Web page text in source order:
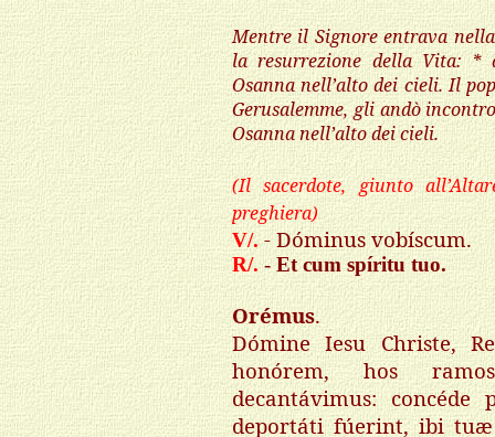
Mentre il Signore entrava
la resurrezione della Vita: *
Osanna nell’alto dei cieli. Il
Gerusalemme, gli andò
Osanna nell’alto dei cieli.
(Il sacerdote, giunto
preghiera)
V/.- Dóminus vobíscum.
R/. - Et cum spíritu tuo.
Orémus.
Dómine Iesu Christe,
honórem, hos
decantávimus:
deportáti fúerint, ibi tuæ